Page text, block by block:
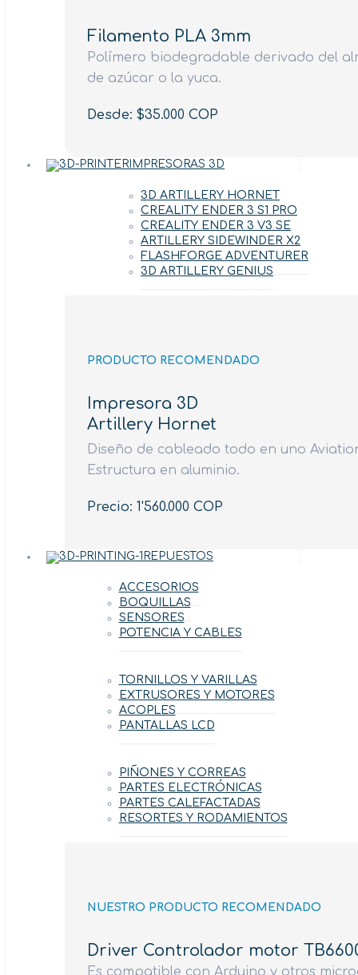
Filamento PLA 3mm
Polímero biodegradable derivado del
de azúcar o la yuca.
Desde: $35.000 COP
IMPRESORAS 3D
3D ARTILLERY HORNET
CREALITY ENDER 3 S1 PRO
CREALITY ENDER 3 V3 SE
ARTILLERY SIDEWINDER X2
FLASHFORGE ADVENTURER
3D ARTILLERY GENIUS
PRODUCTO RECOMENDADO
Impresora 3D
Artillery Hornet
Diseño de cableado todo en uno
Estructura en aluminio.
Precio: 1'560.000 COP
REPUESTOS
ACCESORIOS
BOQUILLAS
SENSORES
POTENCIA Y CABLES
TORNILLOS Y VARILLAS
EXTRUSORES Y MOTORES
ACOPLES
PANTALLAS LCD
PIÑONES Y CORREAS
PARTES ELECTRÓNICAS
PARTES CALEFACTADAS
RESORTES Y RODAMIENTOS
NUESTRO PRODUCTO RECOMENDADO
Driver Controlador motor
Es compatible con Arduino y otros